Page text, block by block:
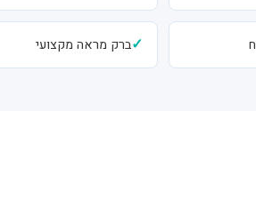
✓ברק מראה מקצועי